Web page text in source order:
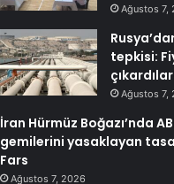
Ağustos 7,
tepkisi:
Ağustos 7,
İran Hürmüz Boğazı’nda
gemilerini yasaklayan
Fars
Ağustos 7, 2026